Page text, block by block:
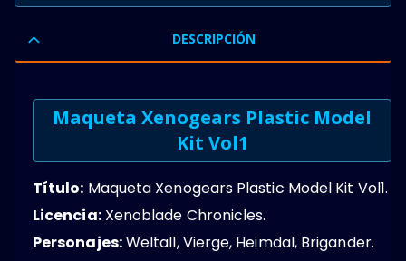
DESCRIPCIÓN
Maqueta Xenogears Plastic Model
Kit Vol1
Título: Maqueta Xenogears Plastic Model Kit Vol1.
Licencia:Xenoblade Chronicles.
Personajes:Weltall, Vierge, Heimdal, Brigander.